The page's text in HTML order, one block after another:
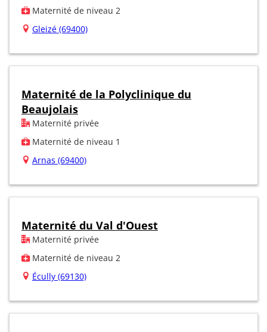
Maternité de niveau 2
Gleizé (69400)
Maternité de la Polyclinique du
Beaujolais
Maternité privée
Maternité de niveau 1
Arnas (69400)
Maternité du Val d'Ouest
Maternité privée
Maternité de niveau 2
Écully (69130)